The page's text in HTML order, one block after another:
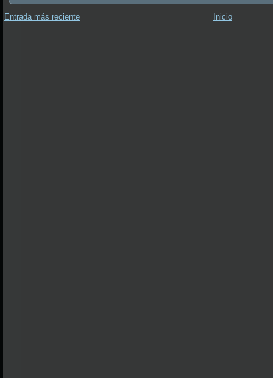
Entrada más reciente Inicio